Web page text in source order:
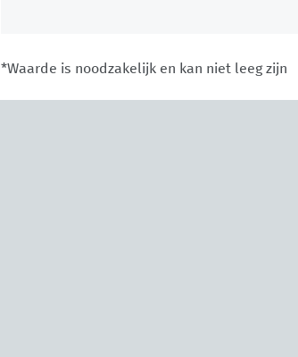
*Waarde is noodzakelijk en kan niet leeg zijn